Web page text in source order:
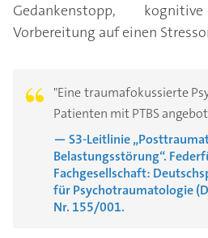
Gedankenstopp,
Vorbereitung auf einen
"Eine traumafokussierte
Patienten mit PTBS
— S3-Leitlinie
Belastungsstörung“.
Fachgesellschaft:
für Psychotraumatologie
Nr. 155/001.